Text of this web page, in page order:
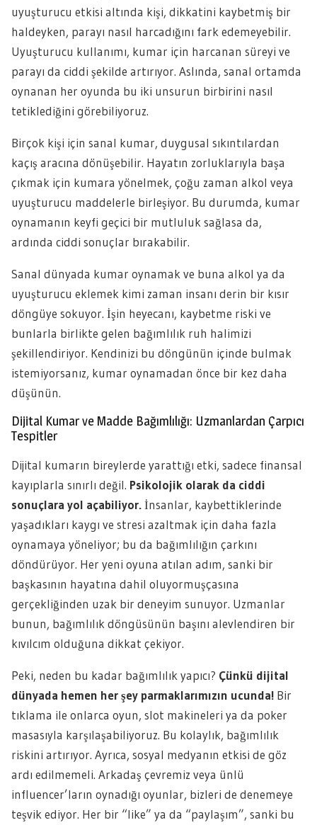
uyuşturucu etkisi altında kişi, dikkatini kaybetmiş bir
haldeyken, parayı nasıl harcadığını fark edemeyebilir.
Uyuşturucu kullanımı, kumar için harcanan süreyi ve
parayı da ciddi şekilde artırıyor. Aslında, sanal ortamda
oynanan her oyunda bu iki unsurun birbirini nasıl
tetiklediğini görebiliyoruz.
Birçok kişi için sanal kumar, duygusal sıkıntılardan
kaçış aracına dönüşebilir. Hayatın zorluklarıyla başa
çıkmak için kumara yönelmek, çoğu zaman alkol veya
uyuşturucu maddelerle birleşiyor. Bu durumda, kumar
oynamanın keyfi geçici bir mutluluk sağlasa da,
ardında ciddi sonuçlar bırakabilir.
Sanal dünyada kumar oynamak ve buna alkol ya da
uyuşturucu eklemek kimi zaman insanı derin bir kısır
döngüye sokuyor. İşin heyecanı, kaybetme riski ve
bunlarla birlikte gelen bağımlılık ruh halimizi
şekillendiriyor. Kendinizi bu döngünün içinde bulmak
istemiyorsanız, kumar oynamadan önce bir kez daha
düşünün.
Dijital Kumar ve Madde Bağımlılığı: Uzmanlardan Çarpıcı
Tespitler
Dijital kumarın bireylerde yarattığı etki, sadece finansal
kayıplarla sınırlı değil. Psikolojik olarak da ciddi
sonuçlara yol açabiliyor.İnsanlar, kaybettiklerinde
yaşadıkları kaygı ve stresi azaltmak için daha fazla
oynamaya yöneliyor; bu da bağımlılığın çarkını
döndürüyor. Her yeni oyuna atılan adım, sanki bir
başkasının hayatına dahil oluyormuşçasına
gerçekliğinden uzak bir deneyim sunuyor. Uzmanlar
bunun, bağımlılık döngüsünün başını alevlendiren bir
kıvılcım olduğuna dikkat çekiyor.
Peki, neden bu kadar bağımlılık yapıcı? Çünkü dijital
dünyada hemen her şey parmaklarımızın ucunda! Bir
tıklama ile onlarca oyun, slot makineleri ya da poker
masasıyla karşılaşabiliyoruz. Bu kolaylık, bağımlılık
riskini artırıyor. Ayrıca, sosyal medyanın etkisi de göz
ardı edilmemeli. Arkadaş çevremiz veya ünlü
influencer’ların oynadığı oyunlar, bizleri de denemeye
teşvik ediyor. Her bir “like” ya da “paylaşım”, sanki bu